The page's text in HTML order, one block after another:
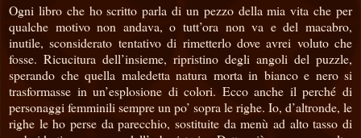
Ogni libro che ho scritto parla di un pezzo della mia vita che per
qualche motivo non andava, o tutt’ora non va e del macabro,
inutile, sconsiderato tentativo di rimetterlo dove avrei voluto che
fosse. Ricucitura dell’insieme, ripristino degli angoli del puzzle,
sperando che quella maledetta natura morta in bianco e nero si
trasformasse in un’esplosione di colori. Ecco anche il perché di
personaggi femminili sempre un po’ sopra le righe. Io, d’altronde, le
righe le ho perse da parecchio, sostituite da menù ad alto tasso di